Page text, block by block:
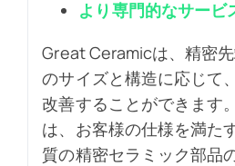
より専門的なサービ
Great Ceramicは、精密
のサイズと構造に応じて
改善することができます
は、お客様の仕様を満た
質の精密セラミック部品